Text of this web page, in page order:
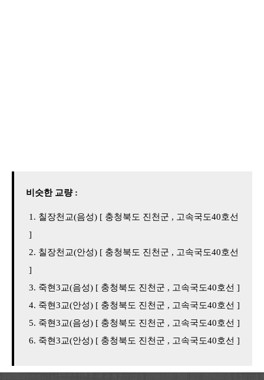
비슷한 교량 :
칠장천교(음성) [ 충청북도 진천군 , 고속국도40호선
]
칠장천교(안성) [ 충청북도 진천군 , 고속국도40호선
]
죽현3교(음성) [ 충청북도 진천군 , 고속국도40호선 ]
죽현3교(안성) [ 충청북도 진천군 , 고속국도40호선 ]
죽현3교(음성) [ 충청북도 진천군 , 고속국도40호선 ]
죽현3교(안성) [ 충청북도 진천군 , 고속국도40호선 ]